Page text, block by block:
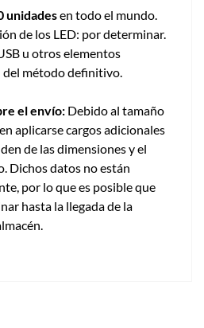
unidadesen todo el mundo.
de los LED: por determinar.
u otros elementos
del método definitivo.
el envío: Debido al tamaño
aplicarse cargos adicionales
de las dimensiones y el
Dichos datos no están
por lo que es posible que
hasta la llegada de la